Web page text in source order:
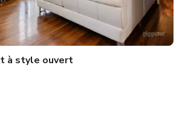
à style ouvert